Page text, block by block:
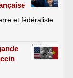
et fédéraliste